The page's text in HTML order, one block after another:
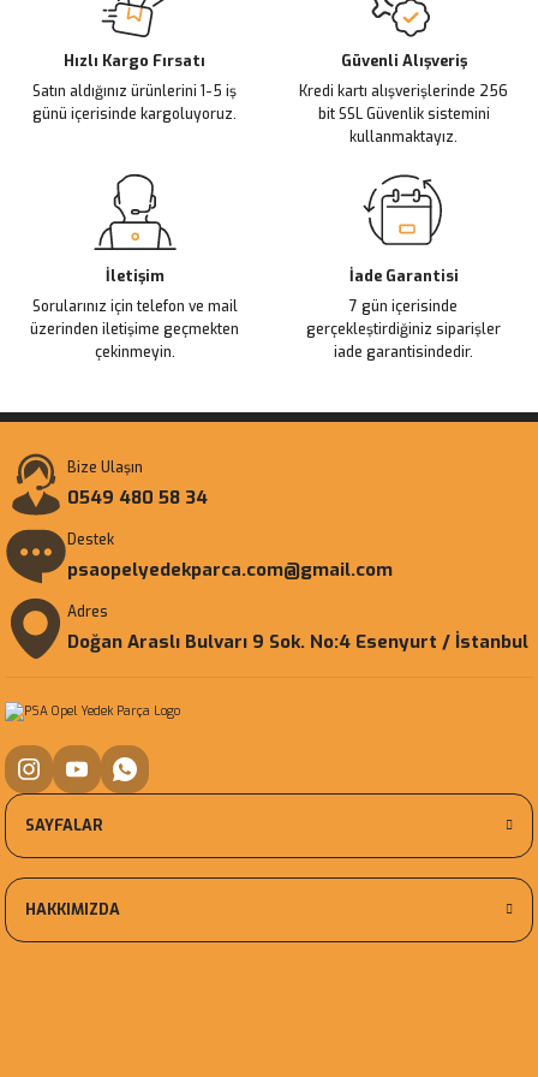
Ürün bilgilerinde hatalar bulunuyor.
Ürün fiyatı diğer sitelerden daha pahalı.
Bu ürüne benzer farklı alternatifler olmalı.
Hızlı Kargo Fırsatı
Satın aldığınız ürünlerini 1-5 iş
günü içerisinde kargoluyoruz.
Güvenli Alışveriş
Kredi kartı alışverişlerinde 256
bit SSL Güvenlik sistemini
kullanmaktayız.
İletişim
Sorularınız için telefon ve mail
üzerinden iletişime geçmekten
çekinmeyin.
İade Garantisi
7 gün içerisinde
gerçekleştirdiğiniz siparişler
iade garantisindedir.
Bize Ulaşın
0549 480 58 34
Destek
psaopelyedekparca.com@gmail.com
Adres
Doğan Araslı Bulvarı 9 Sok. No:4 Esenyurt / İstanbul
SAYFALAR
HAKKIMIZDA